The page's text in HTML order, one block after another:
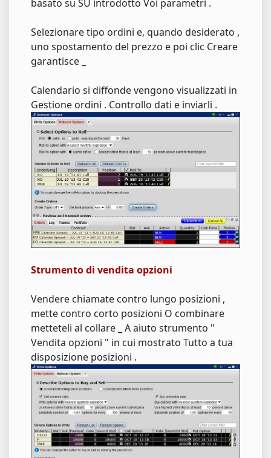
basato su SU introdotto Voi parametri .
Selezionare tipo ordini e, quando desiderato ,
uno spostamento del prezzo e poi clic Creare
garantisce _
Calendario si diffonde vengono visualizzati in
Gestione ordini . Controllo dati e inviarli .
Strumento di vendita opzioni
Vendere chiamate contro lungo posizioni ,
mette contro corto posizioni O combinare
metteteli al collare _ A aiuto strumento "
Vendita opzioni " in cui mostrato Tutto a tua
disposizione posizioni .